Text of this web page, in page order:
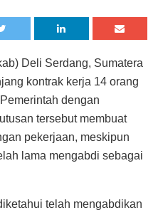
Deli Serdang, Sumatera
kontrak kerja 14 orang
dengan
tersebut membuat
pekerjaan, meskipun
lama mengabdi sebagai
telah mengabdikan